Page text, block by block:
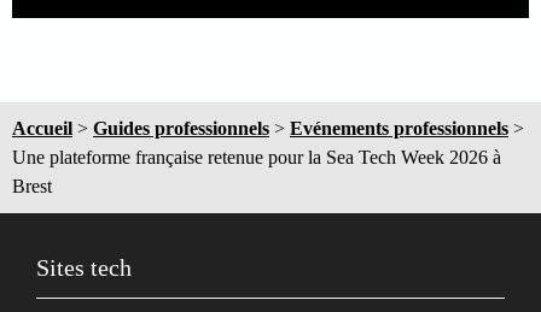
Accueil > Guides professionnels > Evénements professionnels >
Une plateforme française retenue pour la Sea Tech Week 2026 à
Brest
Sites tech